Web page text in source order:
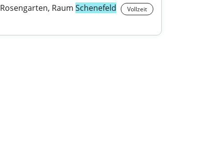
Rosengarten, Raum Schenefeld Vollzeit